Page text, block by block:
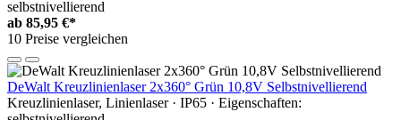
selbstnivellierend
ab 85,95 €*
10 Preise vergleichen
DeWalt Kreuzlinienlaser 2x360° Grün 10,8V Selbstnivellierend
Kreuzlinienlaser, Linienlaser · IP65 · Eigenschaften: